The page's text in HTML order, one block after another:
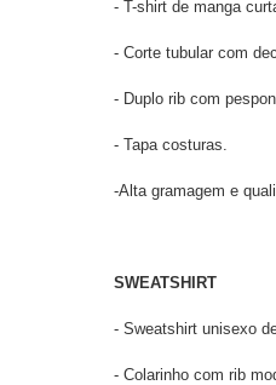
- T-shirt de manga
- Corte tubular com
- Duplo rib com
- Tapa costuras.
-Alta gramagem e
SWEATSHIRT
- Sweatshirt unisexo
- Colarinho com rib